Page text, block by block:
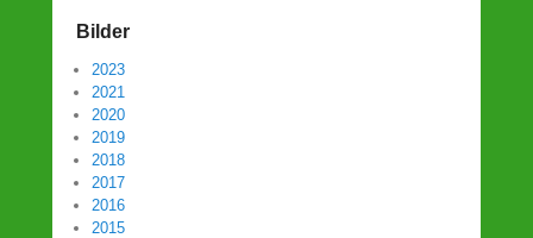
Bilder
2023
2021
2020
2019
2018
2017
2016
2015